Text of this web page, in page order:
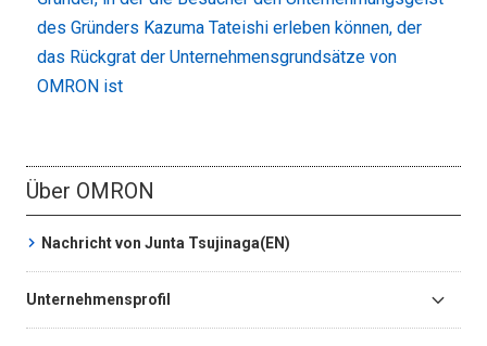
des Gründers Kazuma Tateishi erleben können, der
das Rückgrat der Unternehmensgrundsätze von
OMRON ist
Über OMRON
Nachricht von Junta Tsujinaga(EN)
Unternehmensprofil